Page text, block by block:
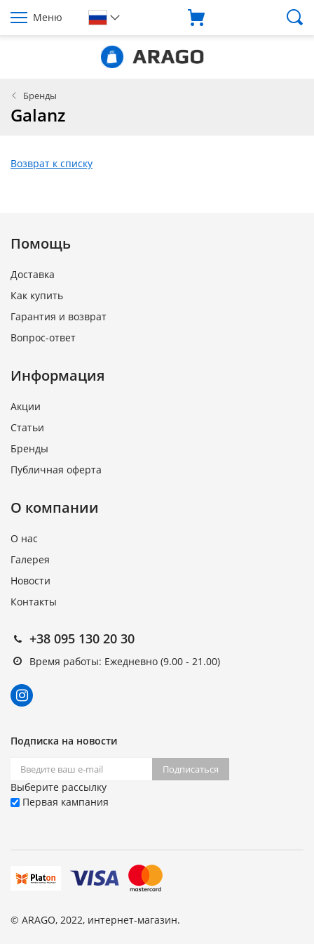
Меню
Бренды
Galanz
Возврат к списку
Помощь
Доставка
Как купить
Гарантия и возврат
Вопрос-ответ
Информация
Акции
Статьи
Бренды
Публичная оферта
О компании
О нас
Галерея
Новости
Контакты
+38 095 130 20 30
Время работы: Ежедневно (9.00 - 21.00)
Подписка на новости
Подписаться
Выберите рассылку
Первая кампания
© ARAGO, 2022, интернет-магазин.